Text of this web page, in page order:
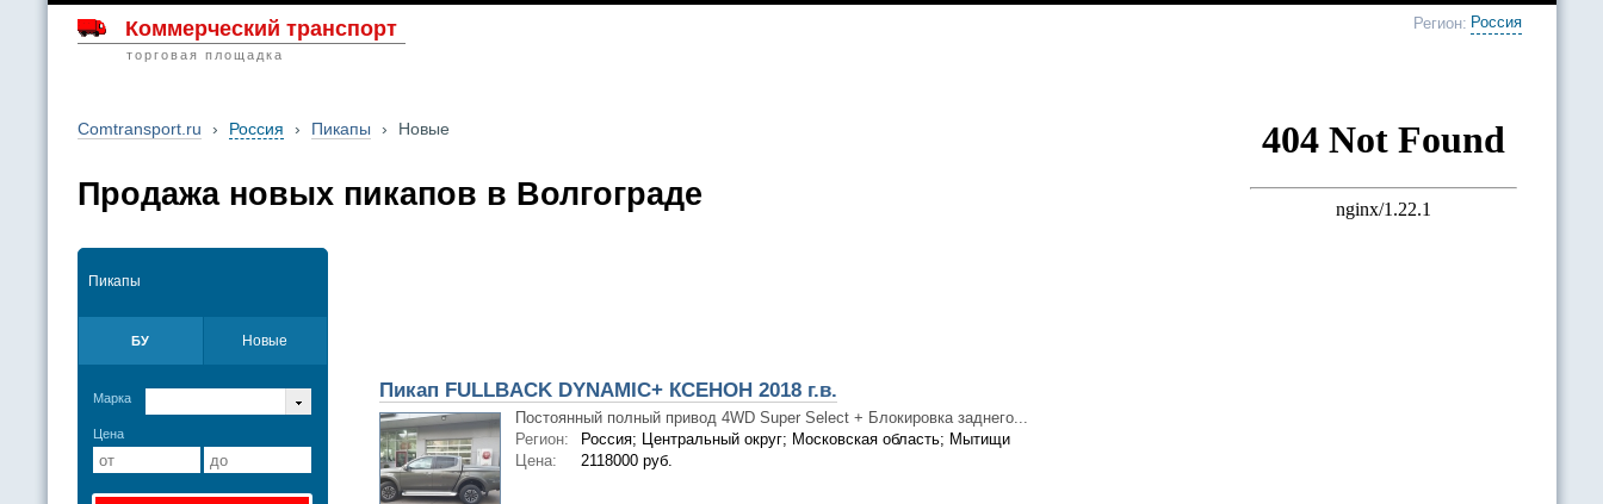
Регион: Россия
Коммерческий транспорт
торговая площадка
Comtransport.ru › Россия › Пикапы › Новые
Продажа новых пикапов в Волгограде
Пикапы
БУ Новые
Марка
Цена
Пикап FULLBACK DYNAMIC+ КСЕНОН 2018 г.в.
Постоянный полный привод 4WD Super Select + Блокировка заднего...
Регион:
Россия; Центральный округ; Московская область; Мытищи
Цена:
2118000 руб.